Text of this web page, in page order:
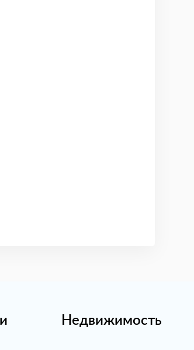
Недвижимость